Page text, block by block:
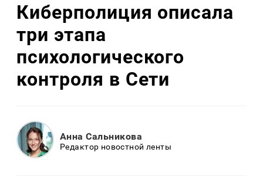
Киберполиция описала
три этапа
психологического
контроля в Сети
Анна Сальникова
Редактор новостной ленты